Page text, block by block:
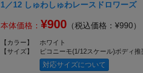
1／12 しゅわしゅわレースドロワーズ
本体価格： ¥900 （税込価格：¥990）
【カラー】
ホワイト
【サイズ】
ピコニーモ(1/12スケール)ボディ推
対応サイズについて